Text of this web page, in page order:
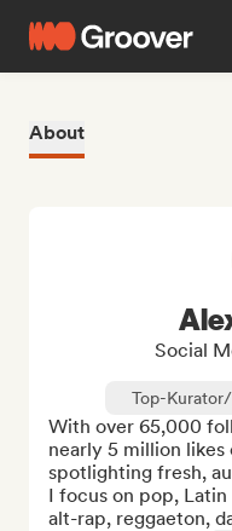
About
Social
Top-
With over 65,000
nearly 5 million likes
spotlighting fresh,
I focus on pop,
alt-rap, reggaeton,